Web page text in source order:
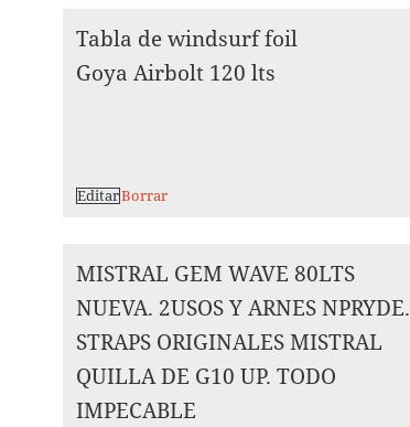
Tabla de windsurf foil
Goya Airbolt 120 lts
EditarBorrar
MISTRAL GEM WAVE 80LTS
NUEVA. 2USOS Y ARNES NPRYDE.
STRAPS ORIGINALES MISTRAL
QUILLA DE G10 UP. TODO
IMPECABLE